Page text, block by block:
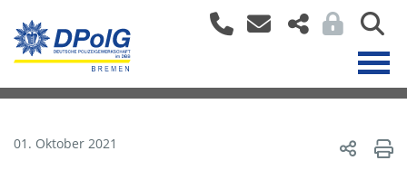
01. Oktober 2021